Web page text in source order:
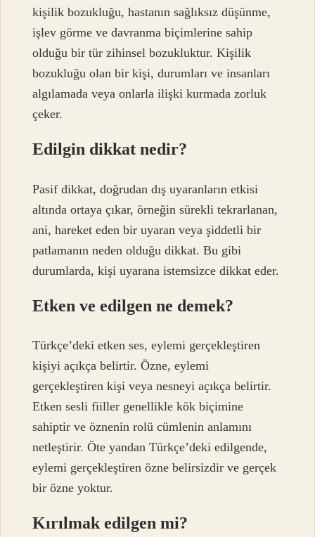
kişilik bozukluğu, hastanın sağlıksız düşünme,
işlev görme ve davranma biçimlerine sahip
olduğu bir tür zihinsel bozukluktur. Kişilik
bozukluğu olan bir kişi, durumları ve insanları
algılamada veya onlarla ilişki kurmada zorluk
çeker.
Edilgin dikkat nedir?
Pasif dikkat, doğrudan dış uyaranların etkisi
altında ortaya çıkar, örneğin sürekli tekrarlanan,
ani, hareket eden bir uyaran veya şiddetli bir
patlamanın neden olduğu dikkat. Bu gibi
durumlarda, kişi uyarana istemsizce dikkat eder.
Etken ve edilgen ne demek?
Türkçe’deki etken ses, eylemi gerçekleştiren
kişiyi açıkça belirtir. Özne, eylemi
gerçekleştiren kişi veya nesneyi açıkça belirtir.
Etken sesli fiiller genellikle kök biçimine
sahiptir ve öznenin rolü cümlenin anlamını
netleştirir. Öte yandan Türkçe’deki edilgende,
eylemi gerçekleştiren özne belirsizdir ve gerçek
bir özne yoktur.
Kırılmak edilgen mi?